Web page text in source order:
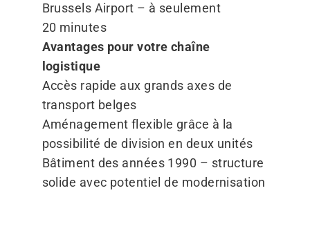
Brussels Airport – à seulement
20 minutes
Avantages pour votre chaîne
logistique
Accès rapide aux grands axes de
transport belges
Aménagement flexible grâce à la
possibilité de division en deux unités
Bâtiment des années 1990 – structure
solide avec potentiel de modernisation